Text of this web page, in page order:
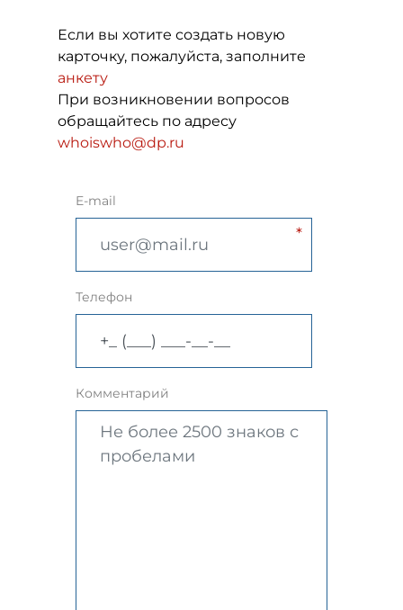
Если вы хотите создать новую
карточку, пожалуйста, заполните
анкету
При возникновении вопросов
обращайтесь по адресу
whoiswho@dp.ru
E-mail
Телефон
Комментарий